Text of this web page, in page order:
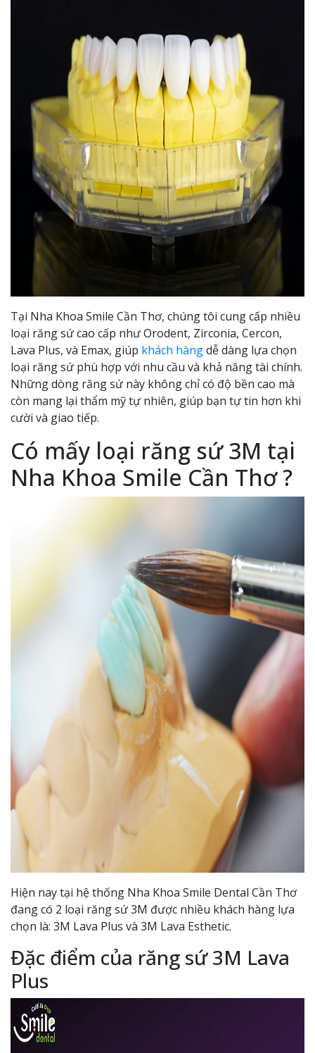
Tại Nha Khoa Smile Cần Thơ, chúng tôi cung cấp nhiều
loại răng sứ cao cấp như Orodent, Zirconia, Cercon,
Lava Plus, và Emax, giúp khách hàngdễ dàng lựa chọn
loại răng sứ phù hợp với nhu cầu và khả năng tài chính.
Những dòng răng sứ này không chỉ có độ bền cao mà
còn mang lại thẩm mỹ tự nhiên, giúp bạn tự tin hơn khi
cười và giao tiếp.
Có mấy loại răng sứ 3M tại
Nha Khoa Smile Cần Thơ ?
Hiện nay tại hệ thống Nha Khoa Smile Dental Cần Thơ
đang có 2 loại răng sứ 3M được nhiều khách hàng lựa
chọn là: 3M Lava Plus và 3M Lava Esthetic.
Đặc điểm của răng sứ 3M Lava
Plus